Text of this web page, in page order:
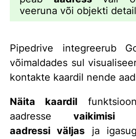
veeruna või objekti
Pipedrive integreerub
võimaldades sul
kontakte kaardil nende
Näita kaardil
aadresse vaikimisi
aadressi väljas ja